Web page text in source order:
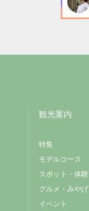
観光案内
特集
モデルコース
スポット・体験
グルメ・みやげ
イベント